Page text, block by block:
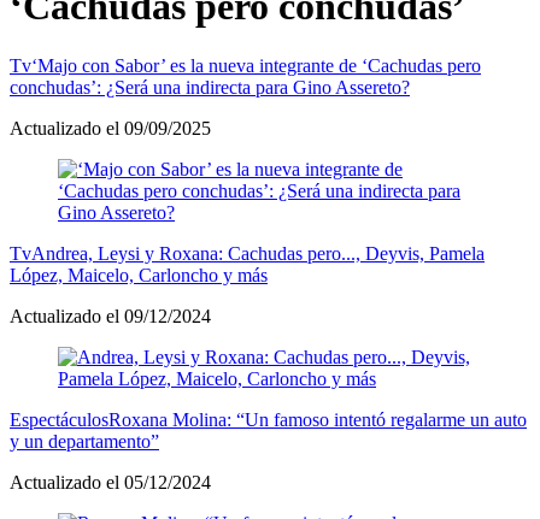
Tv‘Majo con Sabor’ es la nueva integrante de ‘Cachudas pero
conchudas’: ¿Será una indirecta para Gino Assereto?
Actualizado el 09/09/2025
TvAndrea, Leysi y Roxana: Cachudas pero..., Deyvis, Pamela
López, Maicelo, Carloncho y más
Actualizado el 09/12/2024
EspectáculosRoxana Molina: “Un famoso intentó regalarme un auto
y un departamento”
Actualizado el 05/12/2024